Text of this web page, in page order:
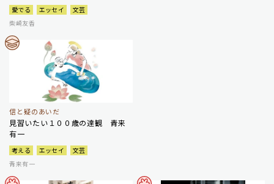
愛でる エッセイ
文芸
柴崎友香
信と疑のあいだ
見習いたい１００歳の達観 青来
有一
考える エッセイ
文芸
青来有一